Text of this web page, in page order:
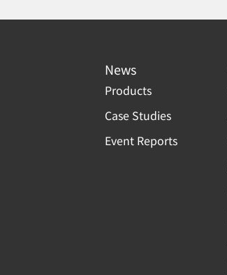
News
Products
Case Studies
Event Reports